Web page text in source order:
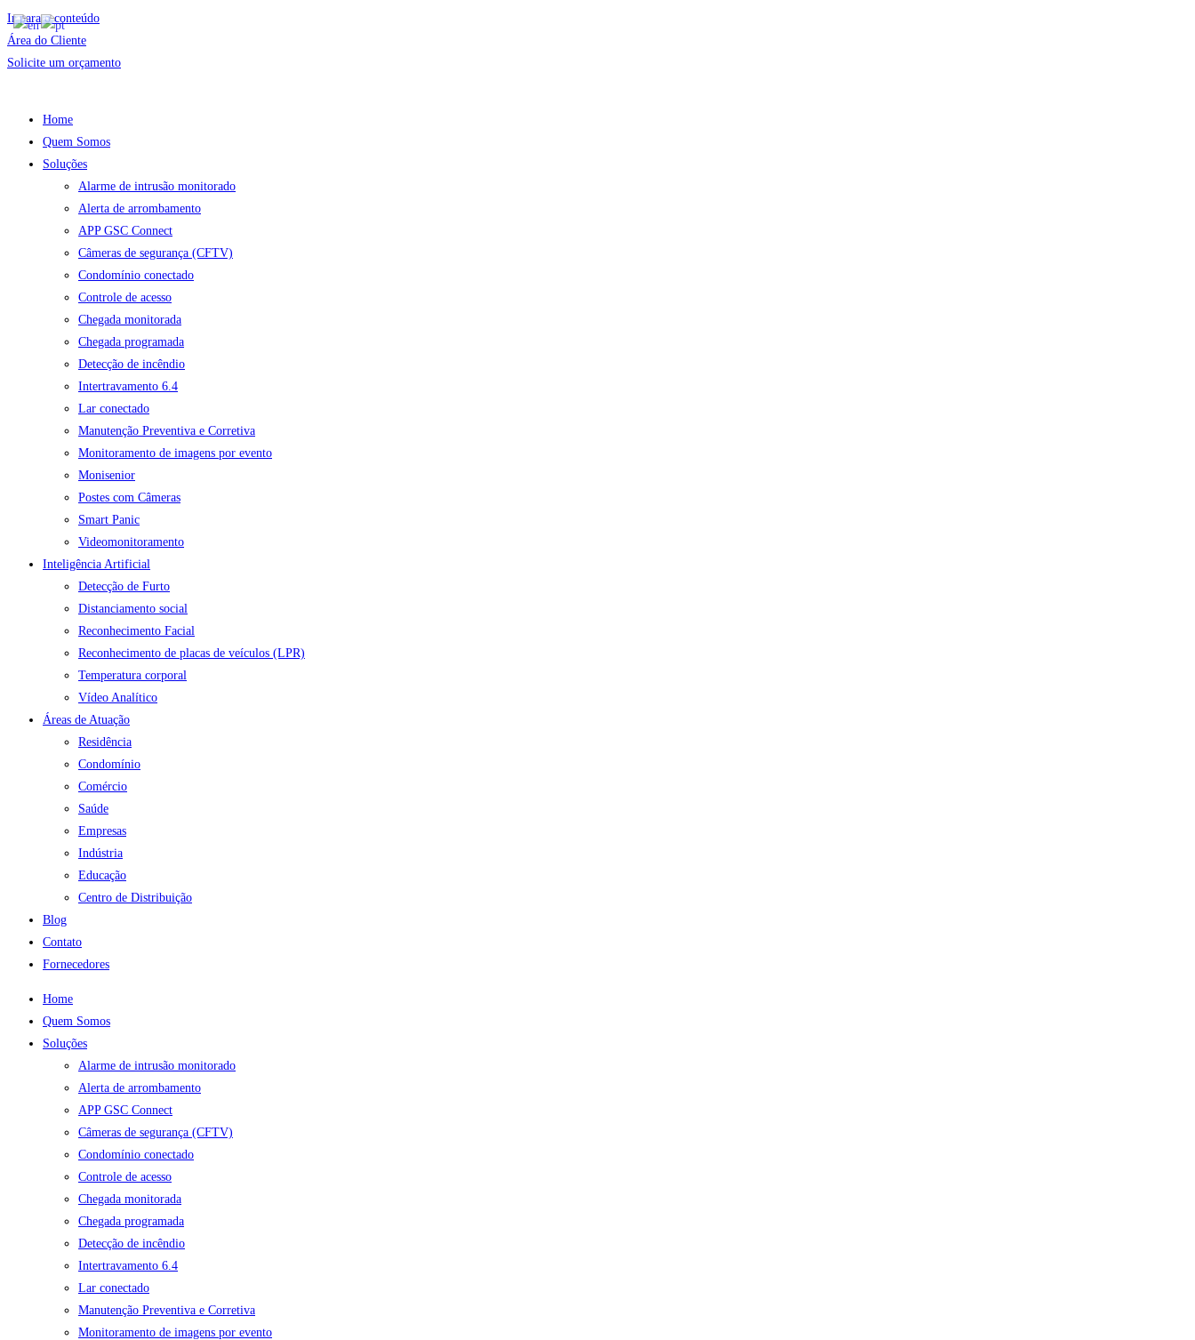
Ir para o conteúdo
Área do Cliente
Solicite um orçamento
Home
Quem Somos
Soluções
Alarme de intrusão monitorado
Alerta de arrombamento
APP GSC Connect
Câmeras de segurança (CFTV)
Condomínio conectado
Controle de acesso
Chegada monitorada
Chegada programada
Detecção de incêndio
Intertravamento 6.4
Lar conectado
Manutenção Preventiva e Corretiva
Monitoramento de imagens por evento
Monisenior
Postes com Câmeras
Smart Panic
Videomonitoramento
Inteligência Artificial
Detecção de Furto
Distanciamento social
Reconhecimento Facial
Reconhecimento de placas de veículos (LPR)
Temperatura corporal
Vídeo Analítico
Áreas de Atuação
Residência
Condomínio
Comércio
Saúde
Empresas
Indústria
Educação
Centro de Distribuição
Blog
Contato
Fornecedores
Home
Quem Somos
Soluções
Alarme de intrusão monitorado
Alerta de arrombamento
APP GSC Connect
Câmeras de segurança (CFTV)
Condomínio conectado
Controle de acesso
Chegada monitorada
Chegada programada
Detecção de incêndio
Intertravamento 6.4
Lar conectado
Manutenção Preventiva e Corretiva
Monitoramento de imagens por evento